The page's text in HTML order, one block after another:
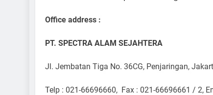
Office address :
PT. SPECTRA ALAM SEJAHTERA
Jl. Jembatan Tiga No. 36CG, Penjaringan,
Telp : 021-66696660, Fax : 021-66696661 / 2,